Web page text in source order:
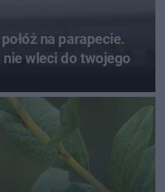
na parapecie.
nie wleci do twojego